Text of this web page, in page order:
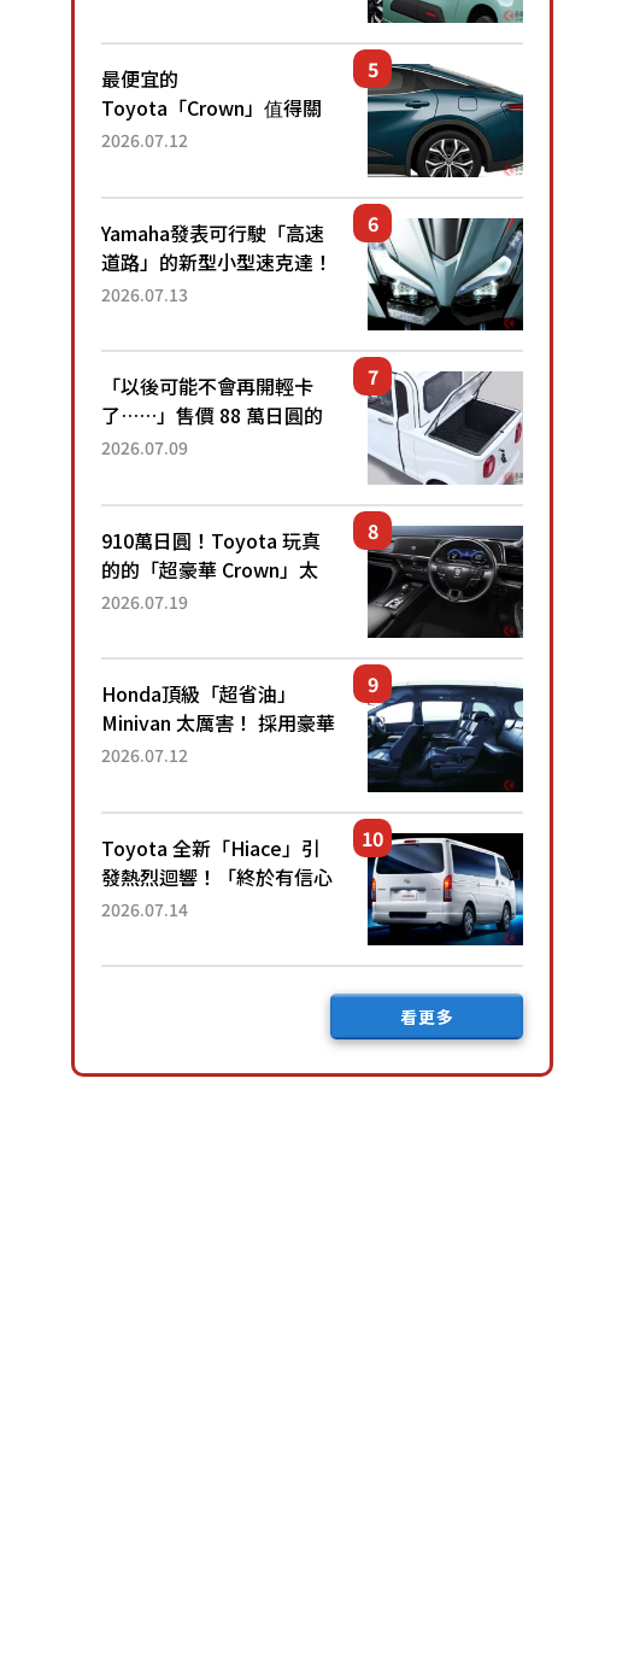
還推出467萬元日圓起的5
人座版...
最便宜的
Toyota「Crown」值得關
注！ 搭載4WD、每公升
眼！ 配備豐富、超越售價
水準，堪稱高CP值代表的
「...
2026.07.12
Yamaha發表可行駛「高速
道路」的新型小型速克達！
搭載能享受超強勁「渦輪
高階「Super Sport」車款
相同的...
2026.07.13
「以後可能不會再開輕卡
了……」售價 88 萬日圓的
「超迷你輕型貨車」引發兩
100 公里！」「免驗車真的
太棒了！...
2026.07.09
910萬日圓！Toyota 玩真
的的「超豪華 Crown」太
厲害了！採用由「匠人技
運動化「底盤設定」！還配
備專屬豪華...
2026.07.19
Honda頂級「超省油」
Minivan 太厲害！ 採用豪華
「真皮座椅」與專屬「黑色
公里，兼具優異節能表現與
舒適「三...
2026.07.12
Toyota 全新「Hiace」引
發熱烈迴響！「終於有信心
下訂了！」「哪個等級交車
後竟然還要等「超過半年」
2026.07.14
看更多